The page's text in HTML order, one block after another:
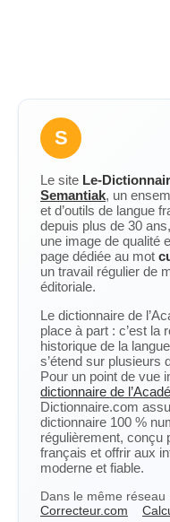
S
Le site Le-
Semantiak, un
et d’outils de langue
depuis plus de 30
une image de qualité
page dédiée au mot
un travail régulier de
éditoriale.
Le dictionnaire de
place à part : c’est la
historique de la
s’étend sur plusieurs
Pour un point de vue
dictionnaire de
Dictionnaire.com
dictionnaire 100 %
régulièrement, conçu
français et offrir aux
moderne et fiable.
Dans le même réseau
Correcteur.com